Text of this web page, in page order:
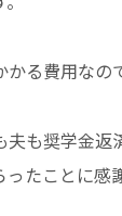
る費用なの
夫も奨学金返
たことに感